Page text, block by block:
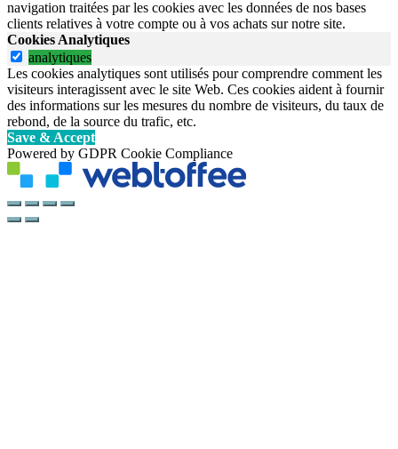
navigation traitées par les cookies avec les données de nos bases
clients relatives à votre compte ou à vos achats sur notre site.
Cookies Analytiques
analytiques
Les cookies analytiques sont utilisés pour comprendre comment les
visiteurs interagissent avec le site Web. Ces cookies aident à fournir
des informations sur les mesures du nombre de visiteurs, du taux de
rebond, de la source du trafic, etc.
Save & Accept
Powered by GDPR Cookie Compliance